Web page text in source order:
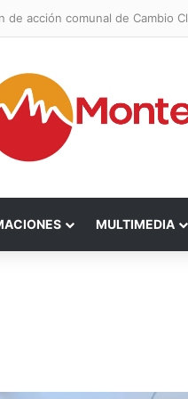
de acción comunal de Cambio
MULTIMEDIA